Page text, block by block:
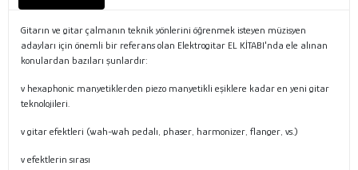
Gitarın ve gitar çalmanın teknik yönlerini öğrenmek isteyen müzisyen
adayları için önemli bir referans olan Elektrogitar EL KİTABI'nda ele alınan
konulardan bazıları şunlardır:
v hexaphonic manyetiklerden piezo manyetikli eşiklere kadar en yeni gitar
teknolojileri.
v gitar efektleri (wah-wah pedalı, phaser, harmonizer, flanger, vs.)
v efektlerin sırası